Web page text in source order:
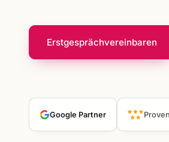
Erstgesprächvereinbaren
Google Partner